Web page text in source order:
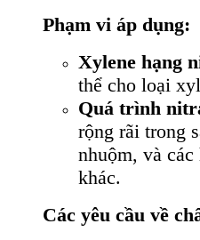
Phạm vi áp dụng:
Xylene hạng
thể cho loại
Quá trình
rộng rãi trong
nhuộm, và
khác.
Các yêu cầu về